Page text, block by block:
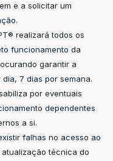
e a solicitar um
realizará todos os
funcionamento da
garantir a
7 dias por semana.
por eventuais
dependentes
a si.
falhas no acesso ao
atualização técnica do